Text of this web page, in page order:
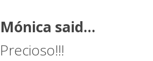
Mónica said...
Precioso!!!